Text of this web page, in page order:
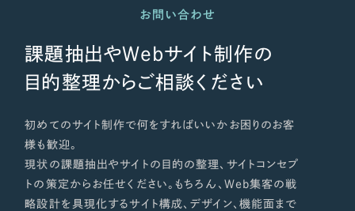
お問い合わせ
課題抽出やWebサイト制作の
目的整理からご相談ください
初めてのサイト制作で何をすればいいかお困りのお客
様も歓迎。
現状の課題抽出やサイトの目的の整理、サイトコンセプ
トの策定からお任せください。もちろん、Web集客の戦
略設計を具現化するサイト構成、デザイン、機能面まで